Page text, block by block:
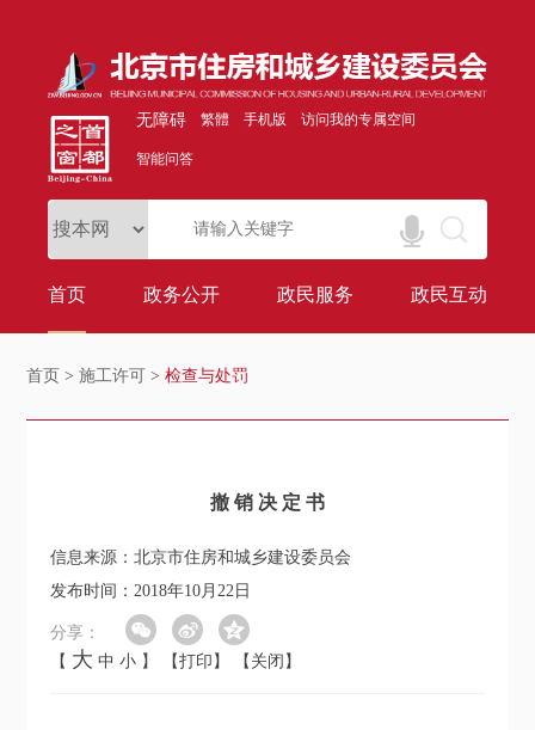
无障碍 繁體 手机版 访问我的专属空间
智能问答
首页 政务公开 政民服务 政民互动
首页 >施工许可 >检查与处罚
撤 销 决 定 书
信息来源：北京市住房和城乡建设委员会
发布时间：2018年10月22日
分享：
【 大 中 小 】 【打印】 【关闭】